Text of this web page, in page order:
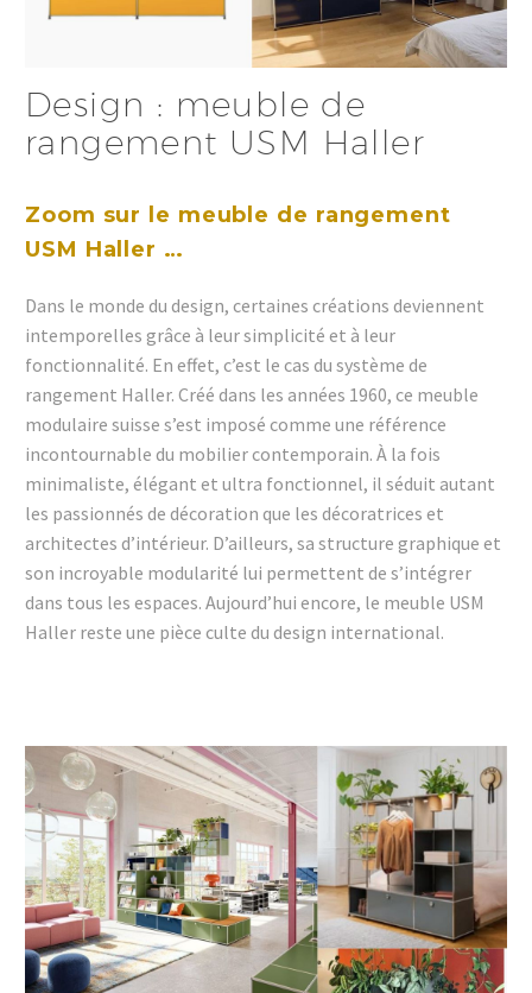
Design : meuble de
rangement USM Haller
Zoom sur le meuble de rangement
USM Haller …
Dans le monde du design, certaines créations deviennent
intemporelles grâce à leur simplicité et à leur
fonctionnalité. En effet, c’est le cas du système de
rangement Haller. Créé dans les années 1960, ce meuble
modulaire suisse s’est imposé comme une référence
incontournable du mobilier contemporain. À la fois
minimaliste, élégant et ultra fonctionnel, il séduit autant
les passionnés de décoration que les décoratrices et
architectes d’intérieur. D’ailleurs, sa structure graphique et
son incroyable modularité lui permettent de s’intégrer
dans tous les espaces. Aujourd’hui encore, le meuble USM
Haller reste une pièce culte du design international.